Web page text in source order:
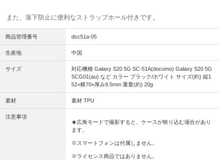
また、落下防止に便利なストラップホール付きです。
商品管理番号 dsc51a-05
生産地 中国
サイズ
対応機種 Galaxy S20 5G SC-51A(docomo) Galaxy S20 5G
SCG01(au) など カラー ブラック/ホワイト サイズ(約) 縦1
52×横70×厚み9.5mm 重量(約) 20g
素材 素材 TPU
注意事項
★広角モードで撮影すると、ケースが映り込む場合があり
ます。
※スマートフォンは付属しません。
※ライセンス商品ではありません。